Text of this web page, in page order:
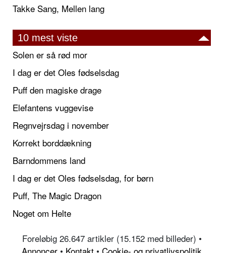
Takke Sang, Mellen lang
10 mest viste
Solen er så rød mor
I dag er det Oles fødselsdag
Puff den magiske drage
Elefantens vuggevise
Regnvejrsdag i november
Korrekt borddækning
Barndommens land
I dag er det Oles fødselsdag, for børn
Puff, The Magic Dragon
Noget om Helte
Foreløbig 26.647 artikler (15.152 med billeder) •